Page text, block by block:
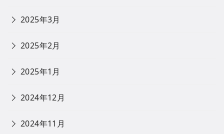
2025年3月
2025年2月
2025年1月
2024年12月
2024年11月